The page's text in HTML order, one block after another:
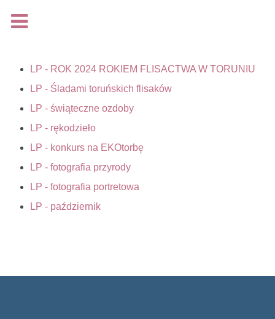
ochrony osób fizycznych w związku z przetwarzaniem
danych osobowych i w sprawie swobodnego przepływu
takich danych oraz uchylenia dyrektywy 95/46/WE, (Dz. Urz.
UE L 119 z 04.05.2016, s.1), zwanego jako ,,RODO"
udostępniamklauzulę informacyjną
LP - ROK 2024 ROKIEM FLISACTWA W TORUNIU
LP - Śladami toruńskich flisaków
LP - świąteczne ozdoby
LP - rękodzieło
LP - konkurs na EKOtorbę
LP - fotografia przyrody
LP - fotografia portretowa
LP - październik